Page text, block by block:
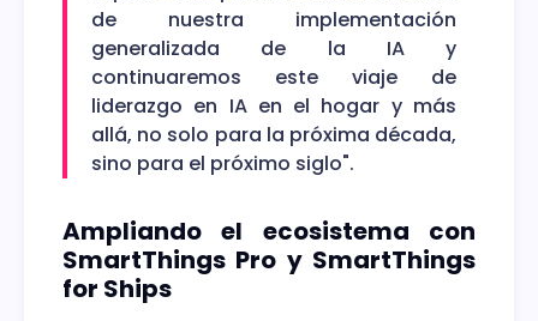
de nuestra implementación
generalizada de la IA y
continuaremos este viaje de
liderazgo en IA en el hogar y más
allá, no solo para la próxima década,
sino para el próximo siglo".
Ampliando el ecosistema con
SmartThings Pro y SmartThings
for Ships